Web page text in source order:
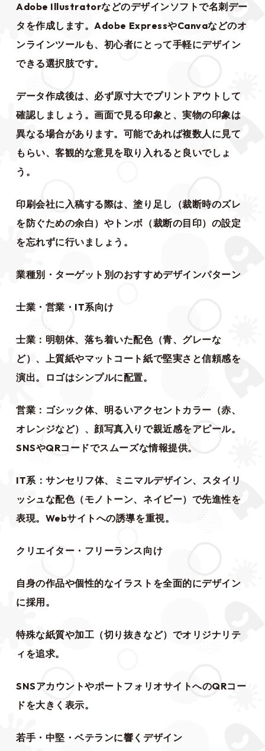
Adobe Illustratorなどのデザインソフトで名刺デー
タを作成します。Adobe ExpressやCanvaなどのオ
ンラインツールも、初心者にとって手軽にデザイン
できる選択肢です。
データ作成後は、必ず原寸大でプリントアウトして
確認しましょう。画面で見る印象と、実物の印象は
異なる場合があります。可能であれば複数人に見て
もらい、客観的な意見を取り入れると良いでしょ
う。
印刷会社に入稿する際は、塗り足し（裁断時のズレ
を防ぐための余白）やトンボ（裁断の目印）の設定
を忘れずに行いましょう。
業種別・ターゲット別のおすすめデザインパターン
士業・営業・IT系向け
士業：明朝体、落ち着いた配色（青、グレーな
ど）、上質紙やマットコート紙で堅実さと信頼感を
演出。ロゴはシンプルに配置。
営業：ゴシック体、明るいアクセントカラー（赤、
オレンジなど）、顔写真入りで親近感をアピール。
SNSやQRコードでスムーズな情報提供。
IT系：サンセリフ体、ミニマルデザイン、スタイリ
ッシュな配色（モノトーン、ネイビー）で先進性を
表現。Webサイトへの誘導を重視。
クリエイター・フリーランス向け
自身の作品や個性的なイラストを全面的にデザイン
に採用。
特殊な紙質や加工（切り抜きなど）でオリジナリテ
ィを追求。
SNSアカウントやポートフォリオサイトへのQRコー
ドを大きく表示。
若手・中堅・ベテランに響くデザイン